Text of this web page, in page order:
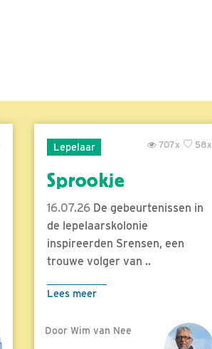
Lepelaar 58x
707x
Sprookje
16.07.26 De gebeurtenissen in
de lepelaarskolonie
inspireerden Srensen, een
trouwe volger van ..
Lees meer
Door Wim van Nee